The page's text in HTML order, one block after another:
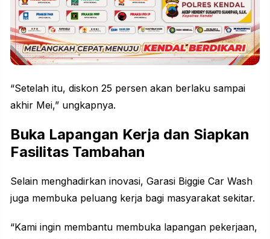
“Setelah itu, diskon 25 persen akan berlaku sampai
akhir Mei,” ungkapnya.
Buka Lapangan Kerja dan Siapkan
Fasilitas Tambahan
Selain menghadirkan inovasi, Garasi Biggie Car Wash
juga membuka peluang kerja bagi masyarakat sekitar.
“Kami ingin membantu membuka lapangan pekerjaan,